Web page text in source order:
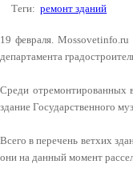
Теги: ремонт зданий
19 февраля.
департамента
Среди отремонтированных
здание Государственного
Всего в перечень ветхих
они на данный момент